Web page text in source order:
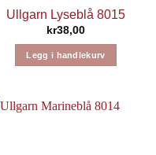
Ullgarn Lyseblå 8015
kr38,00
Legg i handlekurv